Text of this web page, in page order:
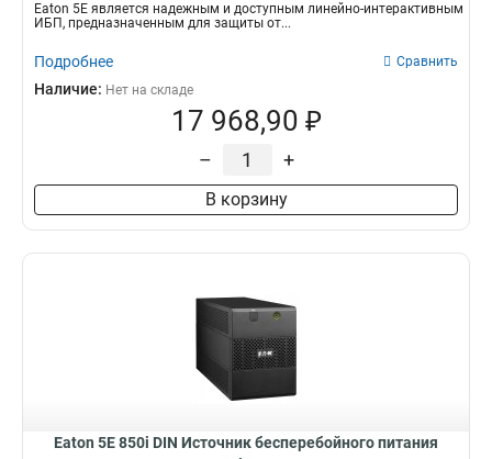
Eaton 5E является надежным и доступным линейно-интерактивным
ИБП, предназначенным для защиты от...
Подробнее Сравнить
Наличие: Нет на складе
17 968,90 ₽
– +
В корзину
Eaton 5E 850i DIN Источник бесперебойного питания